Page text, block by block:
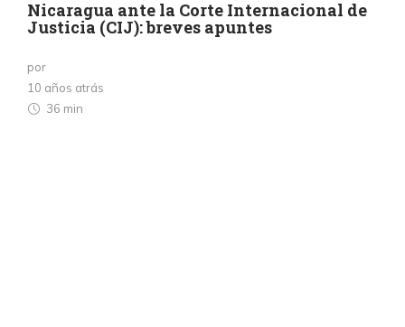
Nicaragua ante la Corte Internacional de
Justicia (CIJ): breves apuntes
por
10 años atrás
36 min